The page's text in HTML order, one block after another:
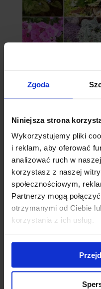
Zgoda
Niniejsza strona
Wykorzystujemy pliki
i reklam, aby oferować
analizować ruch w
korzystasz z naszej
społecznościowym,
Partnerzy mogą
otrzymanymi od Ciebie
korzystania z ich usług.